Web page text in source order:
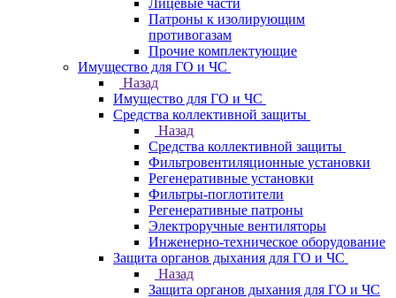
Лицевые части
Патроны к изолирующим
противогазам
Прочие комплектующие
Имущество для ГО и ЧС
Назад
Имущество для ГО и ЧС
Средства коллективной защиты
Назад
Средства коллективной защиты
Фильтровентиляционные установки
Регенеративные установки
Фильтры-поглотители
Регенеративные патроны
Электроручные вентиляторы
Инженерно-техническое оборудование
Защита органов дыхания для ГО и ЧС
Назад
Защита органов дыхания для ГО и ЧС